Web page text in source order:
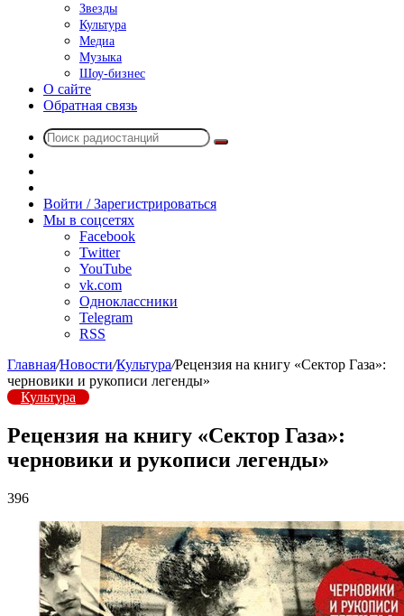
Звезды
Культура
Медиа
Музыка
Шоу-бизнес
О сайте
Обратная связь
Поиск
радио
Войти / Зарегистрироваться
Мы в соцсетях
Facebook
Twitter
YouTube
vk.com
Одноклассники
Telegram
RSS
Главная/Новости/Культура/Рецензия на книгу «Сектор Газа»:
черновики и рукописи легенды»
Культура
Рецензия на книгу «Сектор Газа»:
черновики и рукописи легенды»
396